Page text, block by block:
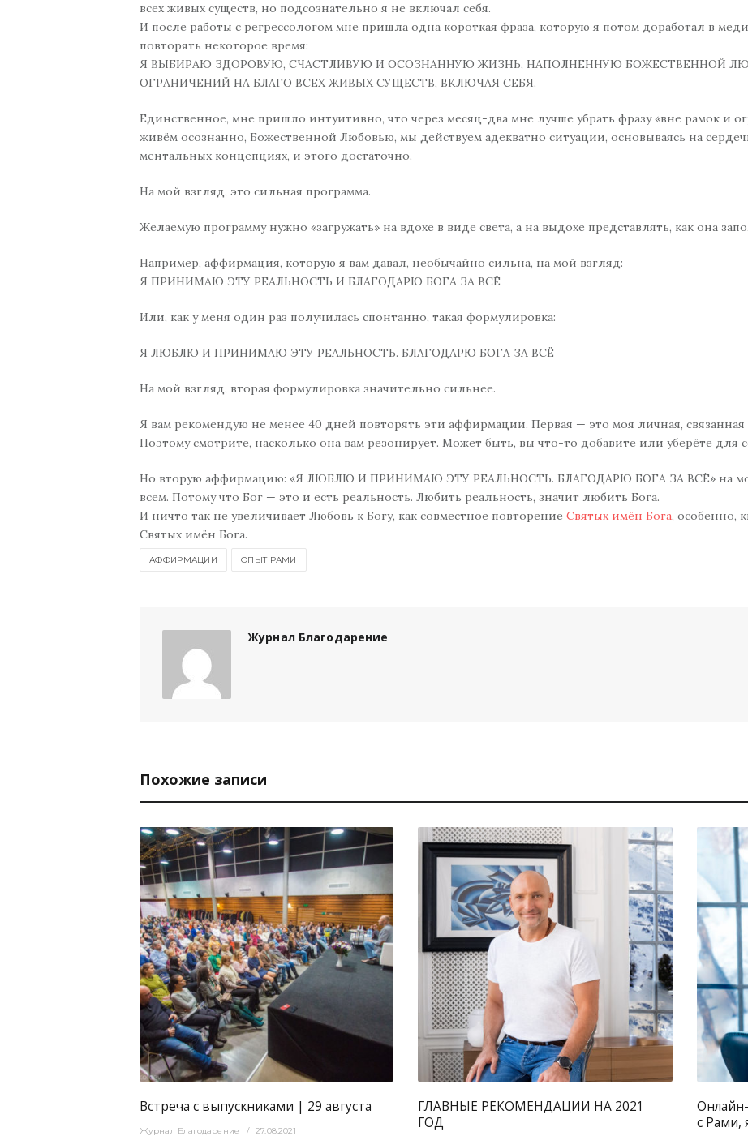
всех живых существ, но подсознательно я не включал себя.
И после работы с регрессологом мне пришла одна короткая фраза, которую я потом доработал в
повторять некоторое время:
Я ВЫБИРАЮ ЗДОРОВУЮ, СЧАСТЛИВУЮ И ОСОЗНАННУЮ ЖИЗНЬ, НАПОЛНЕННУЮ БОЖЕСТВЕННОЙ
ОГРАНИЧЕНИЙ НА БЛАГО ВСЕХ ЖИВЫХ СУЩЕСТВ, ВКЛЮЧАЯ СЕБЯ.
Единственное, мне пришло интуитивно, что через месяц-два мне лучше убрать фразу «вне рамок и
живём осознанно, Божественной Любовью, мы действуем адекватно ситуации, основываясь на
ментальных концепциях, и этого достаточно.
На мой взгляд, это сильная программа.
Желаемую программу нужно «загружать» на вдохе в виде света, а на выдохе представлять, как она
Например, аффирмация, которую я вам давал, необычайно сильна, на мой взгляд:
Я ПРИНИМАЮ ЭТУ РЕАЛЬНОСТЬ И БЛАГОДАРЮ БОГА ЗА ВСЁ
Или, как у меня один раз получилась спонтанно, такая формулировка:
Я ЛЮБЛЮ И ПРИНИМАЮ ЭТУ РЕАЛЬНОСТЬ. БЛАГОДАРЮ БОГА ЗА ВСЁ
На мой взгляд, вторая формулировка значительно сильнее.
Я вам рекомендую не менее 40 дней повторять эти аффирмации. Первая — это моя личная,
Поэтому смотрите, насколько она вам резонирует. Может быть, вы что-то добавите или уберёте для
Но вторую аффирмацию: «Я ЛЮБЛЮ И ПРИНИМАЮ ЭТУ РЕАЛЬНОСТЬ. БЛАГОДАРЮ БОГА ЗА ВСЁ» на мой
всем. Потому что Бог — это и есть реальность. Любить реальность, значит любить Бога.
И ничто так не увеличивает Любовь к Богу, как совместное повторение Святых имён Бога, особенно,
Святых имён Бога.
АФФИРМАЦИИ ОПЫТ РАМИ
Журнал Благодарение
Похожие записи
Встреча с выпускниками | 29 августа
Журнал Благодарение 27.08.2021
Без рубрики
ГЛАВНЫЕ РЕКОМЕНДАЦИИ НА 2021
ГОД
Без рубрики
с Рами,